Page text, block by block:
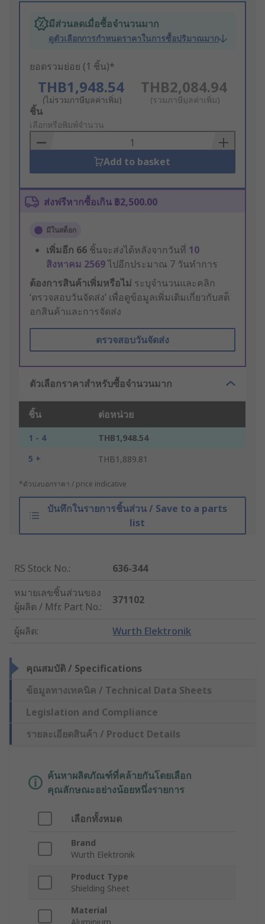
มีส่วนลดเมื่อซื้อจำนวนมาก
ดูตัวเลือกการกำหนดราคาในการซื้อปริมาณมาก
ยอดรวมย่อย (1 ชิ้น)*
THB1,948.54
(ไม่รวมภาษีมูลค่าเพิ่ม)
THB2,084.94
(รวมภาษีมูลค่าเพิ่ม)
Add
to
Basket
ชิ้น
เลือกหรือพิมพ์จำนวน
Add to basket
ส่งฟรีหากซื้อเกิน ฿2,500.00
มีในสต็อก
เพิ่มอีก 66 ชิ้นจะส่งได้หลังจากวันที่ 10
สิงหาคม 2569ไปอีกประมาณ 7 วันทำการ
ต้องการสินค้าเพิ่มหรือไม่ ระบุจำนวนและคลิก
‘ตรวจสอบวันจัดส่ง’ เพื่อดูข้อมูลเพิ่มเติมเกี่ยวกับสต็
อกสินค้าและการจัดส่ง
ตรวจสอบวันจัดส่ง
ตัวเลือกราคาสำหรับซื้อจำนวนมาก
ชิ้น ต่อหน่วย
1 - 4
THB1,948.54
5 +
THB1,889.81
*ตัวบ่งบอกราคา / price indicative
บันทึกในรายการชิ้นส่วน / Save to a parts
list
RS Stock No.:
636-344
หมายเลขชิ้นส่วนของ
ผู้ผลิต / Mfr. Part No.:
371102
ผู้ผลิต: Wurth Elektronik
คุณสมบัติ / Specifications
ข้อมูลทางเทคนิค / Technical Data Sheets
Legislation and Compliance
รายละเอียดสินค้า / Product Details
ค้นหาผลิตภัณฑ์ที่คล้ายกันโดยเลือก
คุณลักษณะอย่างน้อยหนึ่งรายการ
เลือกทั้งหมด
Brand
Wurth Elektronik
Product Type
Shielding Sheet
Material